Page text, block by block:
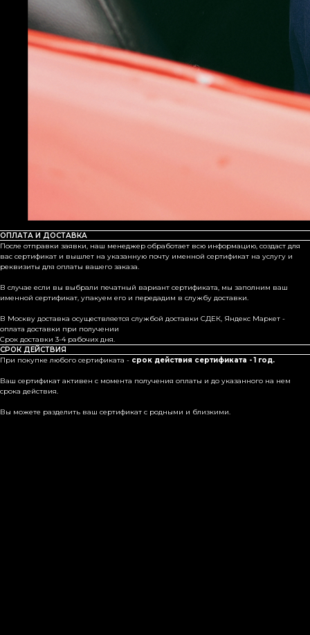
ОПЛАТА И ДОСТАВКА
После отправки заявки, наш менеджер обработает всю информацию, создаст для
вас сертификат и вышлет на указанную почту именной сертификат на услугу и
реквизиты для оплаты вашего заказа.
В случае если вы выбрали печатный вариант сертификата, мы заполним ваш
именной сертификат, упакуем его и передадим в службу доставки.
В Москву доставка осуществляется службой доставки СДЕК, Яндекс Маркет -
оплата доставки при получении
Срок доставки 3-4 рабочих дня.
СРОК ДЕЙСТВИЯ
При покупке любого сертификата - срок действия сертификата - 1 год.
Ваш сертификат активен с момента получения оплаты и до указанного на нем
срока действия.
Вы можете разделить ваш сертификат с родными и близкими.